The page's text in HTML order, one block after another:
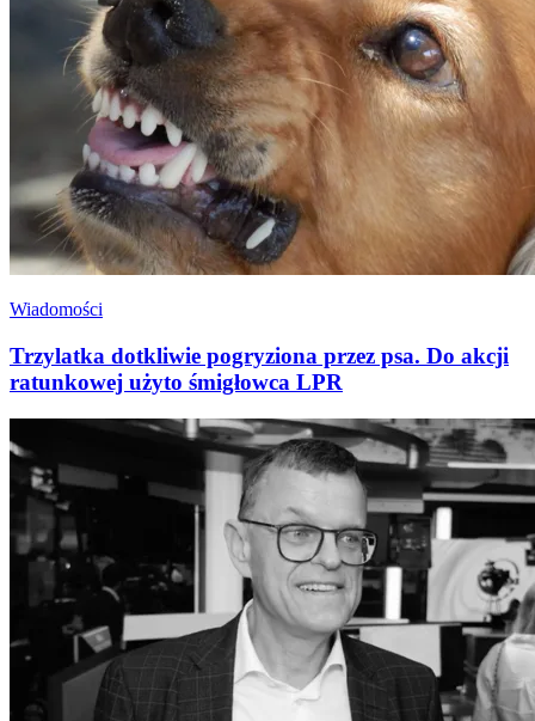
Wiadomości
Trzylatka dotkliwie pogryziona przez psa. Do akcji
ratunkowej użyto śmigłowca LPR